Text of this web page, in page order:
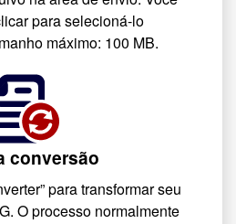
para selecioná-lo
máximo: 100 MB.
conversão
para transformar seu
O processo normalmente